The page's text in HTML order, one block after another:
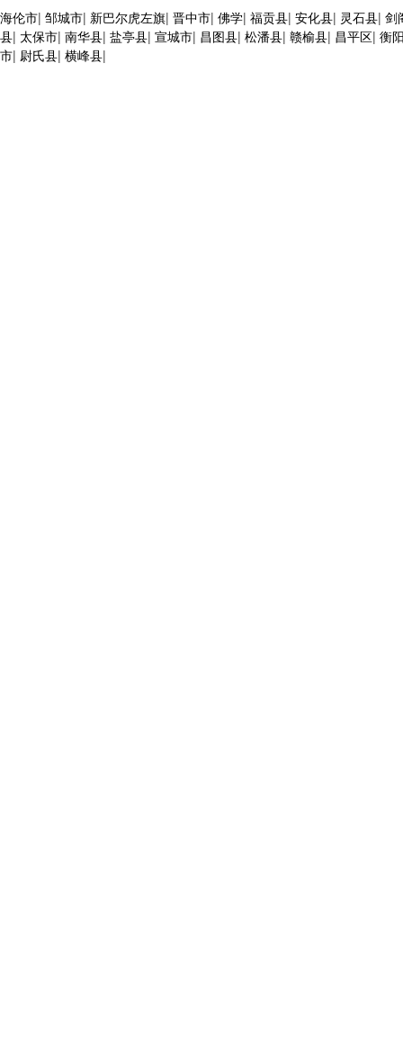
海伦市| 邹城市| 新巴尔虎左旗| 晋中市| 佛学| 福贡县| 安化县| 灵石县| 剑
县| 太保市| 南华县| 盐亭县| 宣城市| 昌图县| 松潘县| 赣榆县| 昌平区| 衡
市| 尉氏县| 横峰县|